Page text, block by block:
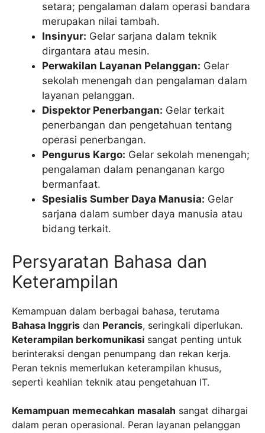
setara; pengalaman dalam operasi bandara
merupakan nilai tambah.
Insinyur: Gelar sarjana dalam teknik
dirgantara atau mesin.
Perwakilan Layanan Pelanggan: Gelar
sekolah menengah dan pengalaman dalam
layanan pelanggan.
Dispektor Penerbangan: Gelar terkait
penerbangan dan pengetahuan tentang
operasi penerbangan.
Pengurus Kargo: Gelar sekolah menengah;
pengalaman dalam penanganan kargo
bermanfaat.
Spesialis Sumber Daya Manusia: Gelar
sarjana dalam sumber daya manusia atau
bidang terkait.
Persyaratan Bahasa dan
Keterampilan
Kemampuan dalam berbagai bahasa, terutama
Bahasa Inggris dan Perancis, seringkali diperlukan.
Keterampilan berkomunikasi sangat penting untuk
berinteraksi dengan penumpang dan rekan kerja.
Peran teknis memerlukan keterampilan khusus,
seperti keahlian teknik atau pengetahuan IT.
Kemampuan memecahkan masalah sangat dihargai
dalam peran operasional. Peran layanan pelanggan